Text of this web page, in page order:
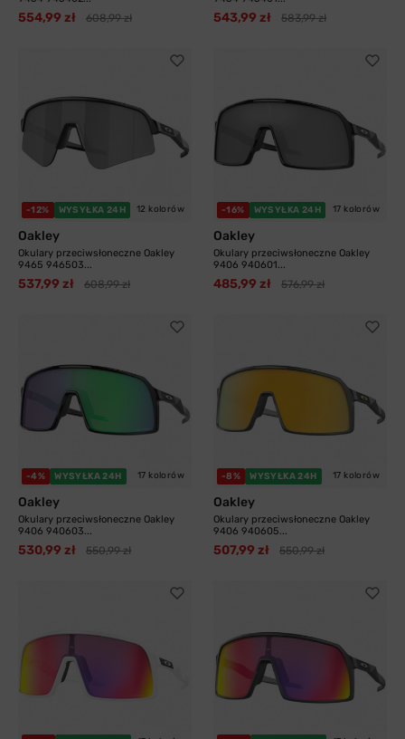
554,99 zł 608,99 zł 543,99 zł 583,99 zł
-12% WYSYŁKA 24H 12 kolorów
Oakley
Okulary przeciwsłoneczne Oakley
9465 946503...
537,99 zł 608,99 zł
-16% WYSYŁKA 24H 17 kolorów
Oakley
Okulary przeciwsłoneczne Oakley
9406 940601...
485,99 zł 576,99 zł
-4% WYSYŁKA 24H 17 kolorów
Oakley
Okulary przeciwsłoneczne Oakley
9406 940603...
530,99 zł 550,99 zł
-8% WYSYŁKA 24H 17 kolorów
Oakley
Okulary przeciwsłoneczne Oakley
9406 940605...
507,99 zł 550,99 zł